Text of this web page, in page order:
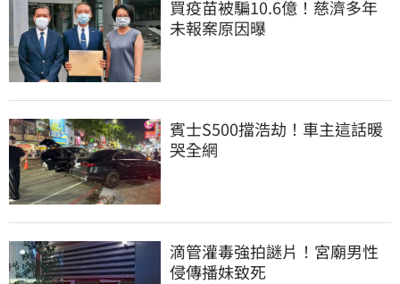
買疫苗被騙10.6億！慈濟多年
未報案原因曝
賓士S500擋浩劫！車主這話暖
哭全網
滴管灌毒強拍謎片！宮廟男性
侵傳播妹致死